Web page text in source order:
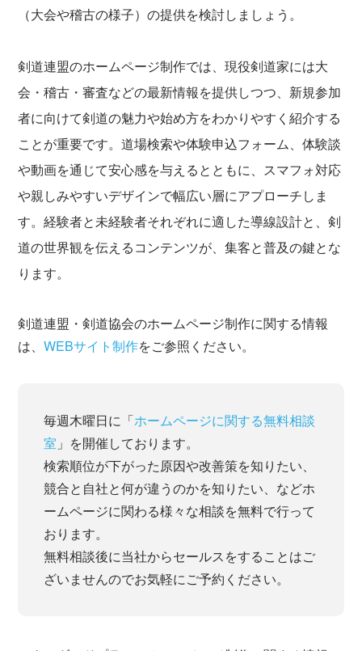
（大会や稽古の様子）の提供を検討しましょう。
剣道連盟のホームページ制作では、現役剣道家には大
会・稽古・審査などの最新情報を提供しつつ、新規参加
者に向けて剣道の魅力や始め方をわかりやすく紹介する
ことが重要です。道場検索や体験申込フォーム、体験談
や動画を通じて安心感を与えるとともに、スマフォ対応
や親しみやすいデザインで幅広い層にアプローチしま
す。経験者と未経験者それぞれに適した導線設計と、剣
道の世界観を伝えるコンテンツが、集客と普及の鍵とな
ります。
剣道連盟・剣道協会のホームページ制作に関する情報
は、WEBサイト制作をご参照ください。
毎週木曜日に「ホームページに関する無料相談
室 」を開催しております。
検索順位が下がった原因や改善策を知りたい、
競合と自社と何が違うのかを知りたい、などホ
ームページに関わる様々な相談を無料で行って
おります。
無料相談後に当社からセールスをすることはご
ざいませんのでお気軽にご予約ください。